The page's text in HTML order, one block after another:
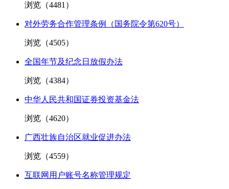
浏览（4481）
对外劳务合作管理条例（国务院令第620号）
浏览（4505）
全国年节及纪念日放假办法
浏览（4384）
中华人民共和国证券投资基金法
浏览（4620）
广西壮族自治区就业促进办法
浏览（4559）
互联网用户账号名称管理规定